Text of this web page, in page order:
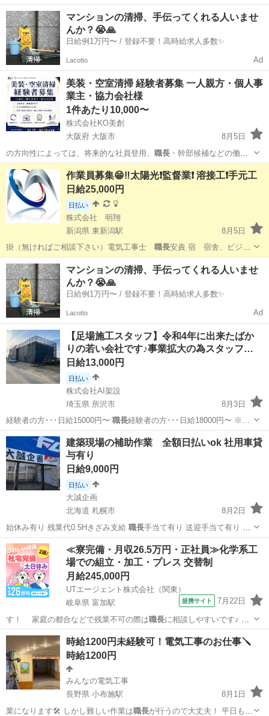
※現…
東京 豊島区 警備員
マンションの清掃、手伝ってくれる人いませ
んか？😭🙏
日給例1万円〜 / 登録不要！高時給求人多数✨
Lacotto Ad
美装・空室清掃 経験者募集 一人親方・個人事
業主・協力会社様
1件あたり10,000〜
株式会社KO美創
大阪府 大阪市
8月5日
の方向性によっては、将来的な社員登用、 職長・幹部候補などの働き
方も相談可能です。…
大阪 大阪市 清掃
作業員募集😁‼️太陽光❗監督業❗ 溶接工❗手元工
日給25,000円
日払い
株式会社 明翔
新潟県 東新潟駅
8月5日
掛（無ければご相談下さい）電気工事士 職長安責 宿 宿舎、ビジネ
スホテル、旅館(…
新潟 新潟市 その他 電気工事士
マンションの清掃、手伝ってくれる人いませ
んか？😭🙏
日給例1万円〜 / 登録不要！高時給求人多数✨
Lacotto Ad
【足場施工スタッフ】令和4年に出来たばか
りの若い会社です♪事業拡大の為スタッフ…
日給13,000円
日払い
株式会社AI架設
埼玉県 所沢市
8月3日
経験者の方･･･日給15000円〜 職長経験者の方･･･日給18000円〜 ※…
埼玉 所沢市 鳶職 スタッフ
建築現場の補助作業 全額日払いok 社用車貸
与有り
日給9,000円
日払い
大誠企画
北海道 札幌市
8月2日
始休み有り 残業代0.5Hきざみ支給 職長手当て有り 送迎手当て有り ガ
ソリン代…
北海道 札幌市 建築 建築現場
≪寮完備・月収26.5万円・正社員≫化学系工
場での組立・加工・プレス 交替制
月給245,000円
UTエージェント株式会社（関東）
岐阜県 富加駅
提携サイト 7月22日
す！ 家庭の都合などで残業不可の際は職長に相談しやすいです♪ 詳
細については…
岐阜 美濃加茂市 富加駅 その他
時給1200円未経験可！電気工事のお仕事🪛
時給1200円
みんなの電気工事
長野県 小布施駅
8月1日
業になります🛠️ しかし難しい作業は職長が行うので大丈夫！ 平日も通